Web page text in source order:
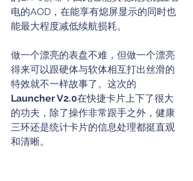
电的AOD，在能享有熄屏显示的同时也
能最大程度减低续航损耗。
做一个漂亮的表盘不难，但做一个漂亮
得来可以跟硬体与软体相互打出丝滑的
特效就不一样故事了。这次的
Launcher V2.0在快捷卡片上下了很大
的功夫，除了操作非常跟手之外，健康
三环还是统计卡片的信息处理都挺直观
和清晰。